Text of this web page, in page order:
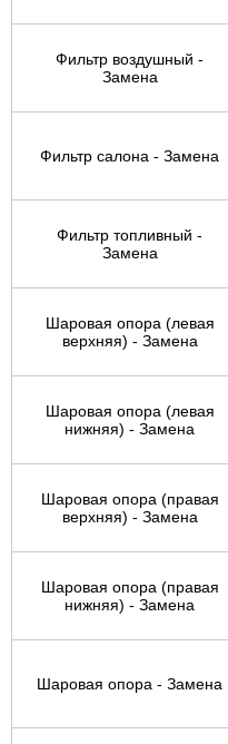
Фильтр воздушный -
Замена
Фильтр салона - Замена
Фильтр топливный -
Замена
Шаровая опора (левая
верхняя) - Замена
Шаровая опора (левая
нижняя) - Замена
Шаровая опора (правая
верхняя) - Замена
Шаровая опора (правая
нижняя) - Замена
Шаровая опора - Замена